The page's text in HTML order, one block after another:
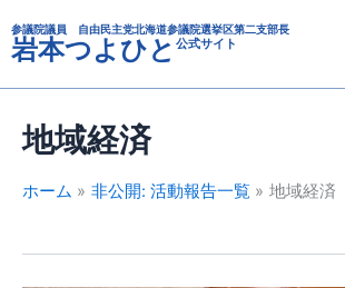
容
を
ス
参議院議員 自由民主党北海道参議院選挙区第二支部長
岩本つよひと 公式サイト
地域経済
ホーム 非公開: 活動報告一覧 地域経済
テ
ゴ